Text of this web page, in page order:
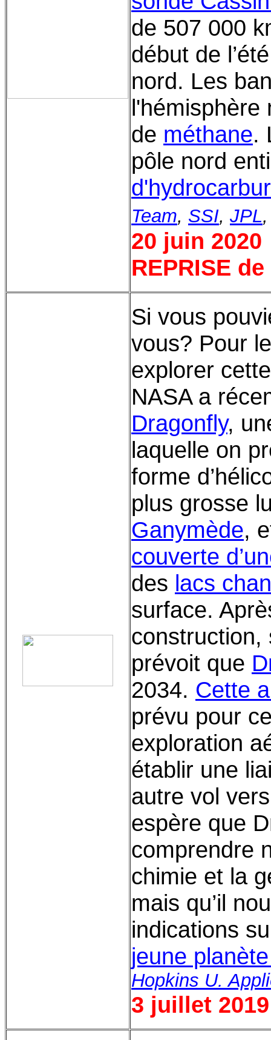
de 507 000
début de
nord. Les
l'hémisphère
de méthane.
pôle nord
Team, SSI, JPL
20 juin 2020
REPRISE
Si vous
vous? Pour
explorer
NASA a
Dragonfly,
laquelle on
forme
plus grosse
Ganymède,
couverte
des lacs
surface.
construction,
prévoit que
2034. Cette
prévu pour
exploration
établir une
autre vol
espère que
comprendre
chimie et la
mais qu’il
indications
jeune
Hopkins U.
3 juillet 2019